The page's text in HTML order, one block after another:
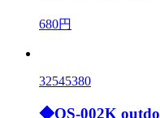
680円
32545380
◆OS-002K